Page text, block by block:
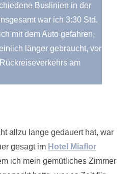
Buslinien in der
war ich 3:30 Std.
mit dem Auto gefahren,
länger gebraucht, vor
am
allzu lange gedauert hat, war
gesagt im Hotel Miaflor
ich mein gemütliches Zimmer